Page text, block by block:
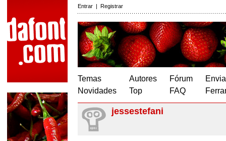
Entrar | Registrar
Temas
Novidades
Autores
Top
Fórum
FAQ
jessestefani